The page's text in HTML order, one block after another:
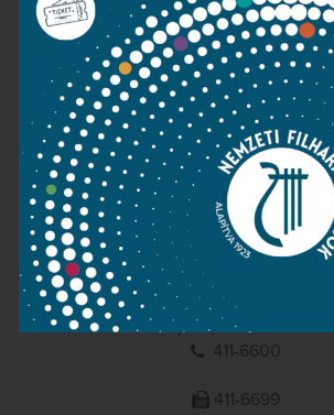
Adatvédelem
Impresszum
NEMZETI
1095 Budapest, Komor Marcell
411-6600
411-6699